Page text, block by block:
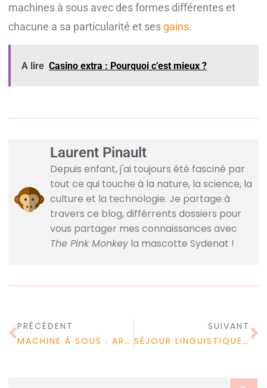
machines à sous avec des formes différentes et
chacune a sa particularité et ses gains.
A lire Casino extra : Pourquoi c’est mieux ?
Laurent Pinault
Depuis enfant, j'ai toujours été fasciné par
tout ce qui touche à la nature, la science, la
culture et la technologie. Je partage à
travers ce blog, différrents dossiers pour
vous partager mes connaissances avec
The Pink Monkeyla mascotte Sydenat !
PRÉCÉDENT
MACHINE À SOUS : ARRONDIR VOS FINS DE MOIS
SUIVANT
SÉJOUR LINGUISTIQUE : UNE EXPÉRIENCE UNIQUE !